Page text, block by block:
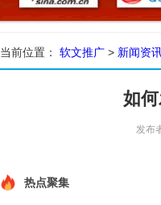
当前位置： 软文推广 > 新闻资
如
发布
热点聚集